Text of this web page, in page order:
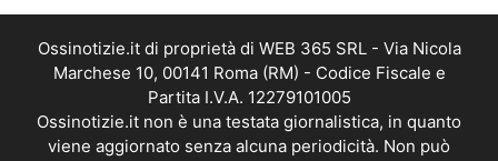
Ossinotizie.it di proprietà di WEB 365 SRL - Via Nicola
Marchese 10, 00141 Roma (RM) - Codice Fiscale e
Partita I.V.A. 12279101005
Ossinotizie.it non è una testata giornalistica, in quanto
viene aggiornato senza alcuna periodicità. Non può